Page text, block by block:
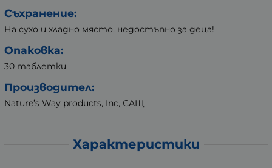
Съхранение:
На сухо и хладно място, недостъпно за деца!
Опаковка:
30 таблетки
Производител:
Nature’s Way products, Inc, САЩ
Характеристики